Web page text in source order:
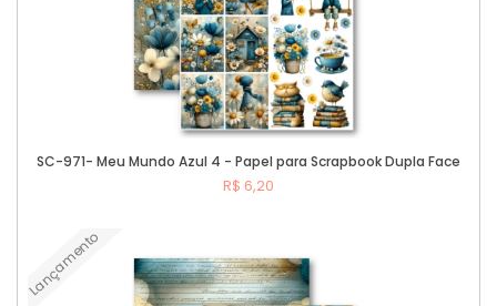
SC-971- Meu Mundo Azul 4 - Papel para Scrapbook Dupla Face
R$ 6,20
Lançamento